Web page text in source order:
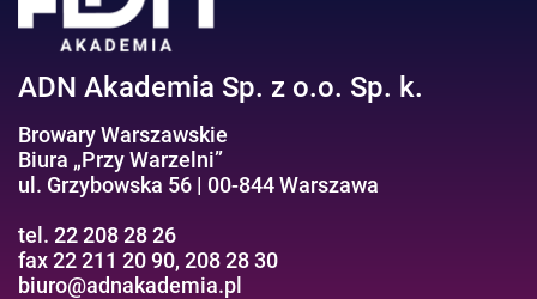
ADN Akademia Sp. z o.o. Sp. k.
Browary Warszawskie
Biura „Przy Warzelni”
ul. Grzybowska 56 | 00-844 Warszawa
tel. 22 208 28 26
fax 22 211 20 90, 208 28 30
biuro@adnakademia.pl